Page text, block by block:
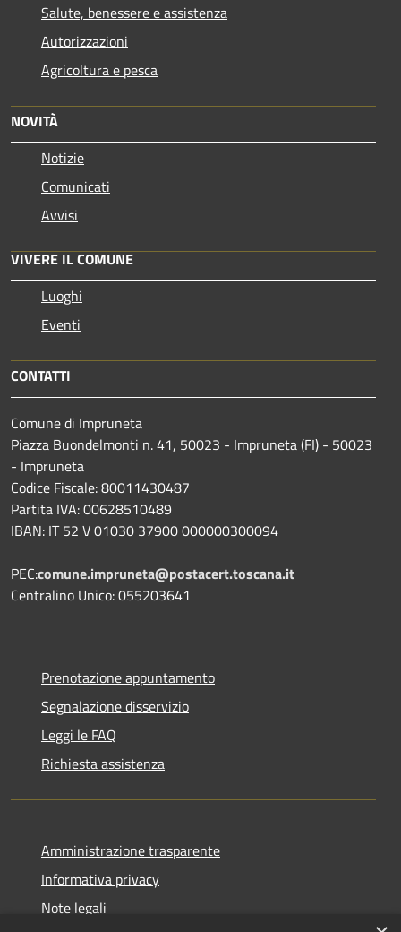
Salute, benessere e assistenza
Autorizzazioni
Agricoltura e pesca
NOVITÀ
Notizie
Comunicati
Avvisi
VIVERE IL COMUNE
Luoghi
Eventi
CONTATTI
Comune di Impruneta
Piazza Buondelmonti n. 41, 50023 - Impruneta (FI) - 50023
- Impruneta
Codice Fiscale: 80011430487
Partita IVA: 00628510489
IBAN: IT 52 V 01030 37900 000000300094
PEC:comune.impruneta@postacert.toscana.it
Centralino Unico: 055203641
Prenotazione appuntamento
Segnalazione disservizio
Leggi le FAQ
Richiesta assistenza
Amministrazione trasparente
Informativa privacy
Note legali